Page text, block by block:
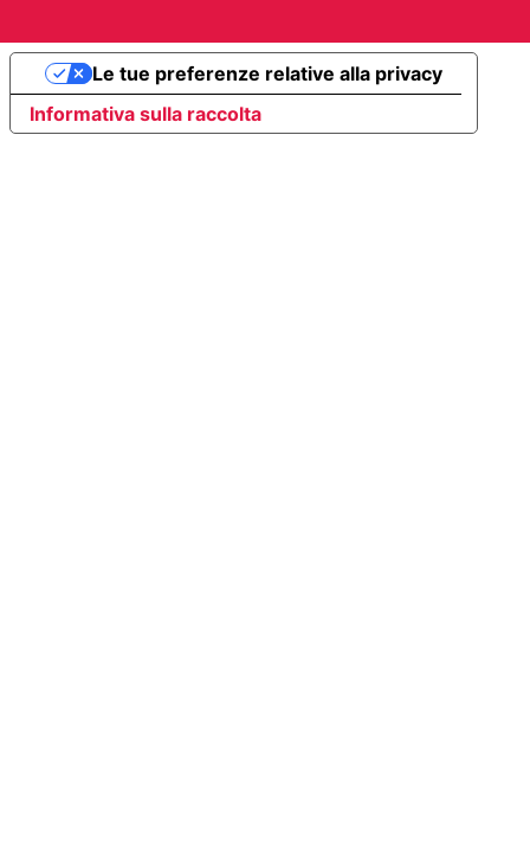
Informativa sulla raccolta
Le tue preferenze relative alla privacy